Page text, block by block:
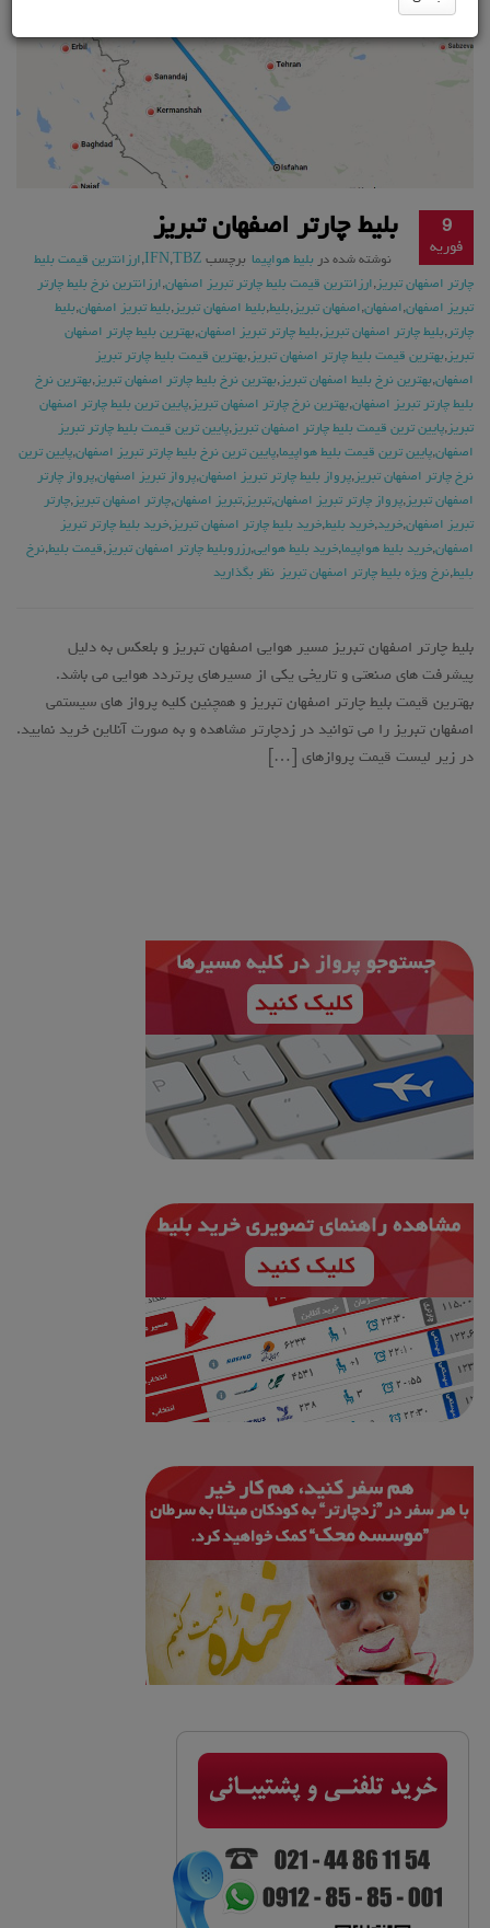
9
فوریه
بلیط چارتر اصفهان تبریز
نوشته شده در بلیط هواپیما برچسب IFN,TBZ
,ارزانترین قیمت بلیط
چارتر اصفهان تبریز ,ارزانترین قیمت بلیط چارتر تبریز اصفهان,ارزانترین نرخ بلیط چارتر
تبریز اصفهان,اصفهان,اصفهان تبریز ,بلیط,بلیط اصفهان تبریز ,بلیط تبریز اصفهان,بلیط
چارتر ,بلیط چارتر اصفهان تبریز ,بلیط چارتر تبریز اصفهان,بهترین بلیط چارتر اصفهان
تبریز ,بهترین قیمت بلیط چارتر اصفهان تبریز ,بهترین قیمت بلیط چارتر تبریز
اصفهان,بهترین نرخ بلیط اصفهان تبریز ,بهترین نرخ بلیط چارتر اصفهان تبریز ,بهترین نرخ
بلیط چارتر تبریز اصفهان,بهترین نرخ چارتر اصفهان تبریز ,پایین ترین بلیط چارتر اصفهان
تبریز ,پایین ترین قیمت بلیط چارتر اصفهان تبریز ,پایین ترین قیمت بلیط چارتر تبریز
اصفهان,پایین ترین قیمت بلیط هواپیما,پایین ترین نرخ بلیط چارتر تبریز اصفهان,پایین ترین
نرخ چارتر اصفهان تبریز ,پرواز بلیط چارتر تبریز اصفهان,پرواز تبریز اصفهان,پرواز چارتر
اصفهان تبریز ,پرواز چارتر تبریز اصفهان,تبریز ,تبریز اصفهان,چارتر اصفهان تبریز ,چارتر
تبریز اصفهان,خرید,خرید بلیط,خرید بلیط چارتر اصفهان تبریز ,خرید بلیط چارتر تبریز
اصفهان,خرید بلیط هواپیما,خرید بلیط هوایی,رزروبلیط چارتر اصفهان تبریز ,قیمت بلیط,نرخ
بلیط,نرخ ویژه بلیط چارتر اصفهان تبریز نظر بگذارید
بلیط چارتر اصفهان تبریز مسیر هوایی اصفهان تبریز و بلعکس به دلیل
پیشرفت های صنعتی و تاریخی یکی از مسیرهای پرتردد هوایی می باشد.
بهترین قیمت بلیط چارتر اصفهان تبریز و همچنین کلیه پرواز های سیستمی
اصفهان تبریز را می توانید در زدچارتر مشاهده و به صورت آنلاین خرید نمایید.
در زیر لیست قیمت پروازهای […]